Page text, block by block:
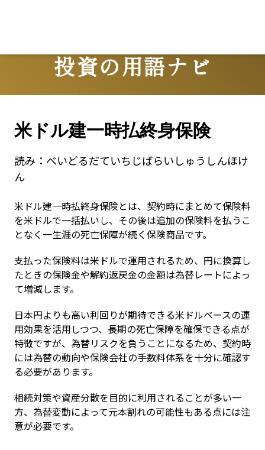
投資の用語ナビ
Terms
米ドル建一時払終身保険
読み： べいどるだていちじばらいしゅうしんほけ
ん
米ドル建一時払終身保険とは、契約時にまとめて保険料
を米ドルで一括払いし、その後は追加の保険料を払うこ
となく一生涯の死亡保障が続く保険商品です。
支払った保険料は米ドルで運用されるため、円に換算し
たときの保険金や解約返戻金の金額は為替レートによっ
て増減します。
日本円よりも高い利回りが期待できる米ドルベースの運
用効果を活用しつつ、長期の死亡保障を確保できる点が
特徴ですが、為替リスクを負うことになるため、契約時
には為替の動向や保険会社の手数料体系を十分に確認す
る必要があります。
相続対策や資産分散を目的に利用されることが多い一
方、為替変動によって元本割れの可能性もある点には注
意が必要です。